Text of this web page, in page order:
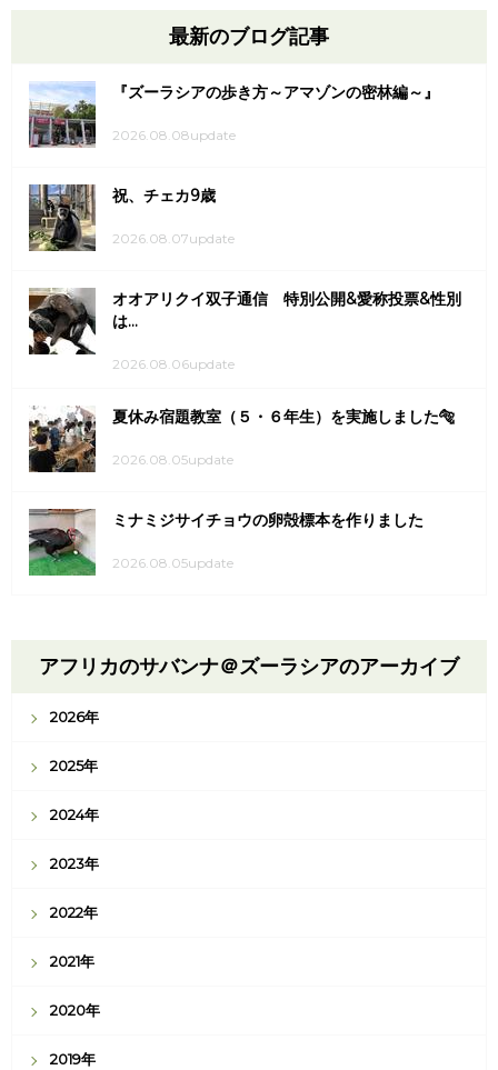
最新のブログ記事
『ズーラシアの歩き方～アマゾンの密林編～』
2026.08.08update
祝、チェカ9歳
2026.08.07update
オオアリクイ双子通信 特別公開&愛称投票&性別
は...
2026.08.06update
夏休み宿題教室（５・６年生）を実施しました🐅
2026.08.05update
ミナミジサイチョウの卵殻標本を作りました
2026.08.05update
アフリカのサバンナ＠ズーラシアのアーカイブ
2026年
2025年
2024年
2023年
2022年
2021年
2020年
2019年